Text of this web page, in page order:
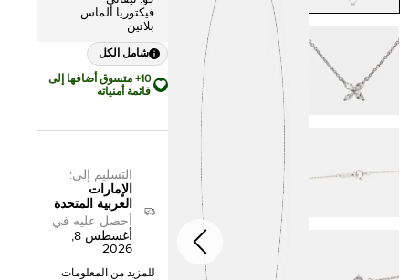
فيكتوريا ألماس
بلاتين
شامل الكل
10+ متسوق أضافها إلى
قائمة أمنياته
التسليم إلى:
الإمارات
العربية المتحدة
أحصل عليه في
أغسطس 8,
2026
للمزيد من المعلومات